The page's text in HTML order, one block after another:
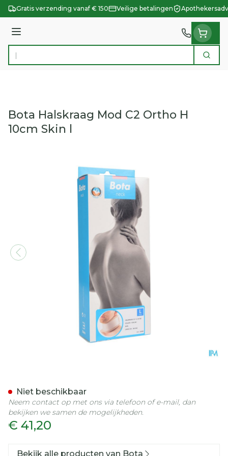
Ga naar de inhoud
Gratis verzending vanaf € 150 Veilige betalingen
Menu
Product, merk, categorie... Zoek
Bota Halskraag Mod C2 Ortho H
10cm Skin l
€ 41,20
Niet beschikbaar
Neem contact op met ons via telefoon of e-mail, dan
bekijken we samen de mogelijkheden.
Bekijk alle producten van Bota